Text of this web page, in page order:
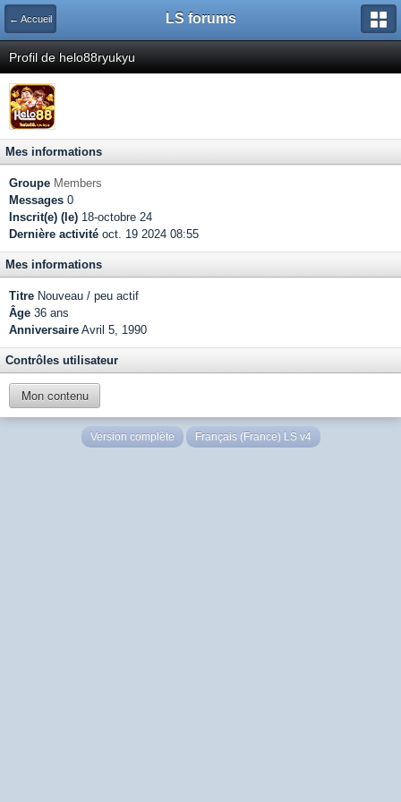
← Accueil LS forums
Profil de helo88ryukyu
Mes informations
Groupe Members
Messages 0
Inscrit(e) (le) 18-octobre 24
Dernière activité oct. 19 2024 08:55
Mes informations
Titre Nouveau / peu actif
Âge 36 ans
Anniversaire Avril 5, 1990
Contrôles utilisateur
Mon contenu
Version complète Français (France) LS v4